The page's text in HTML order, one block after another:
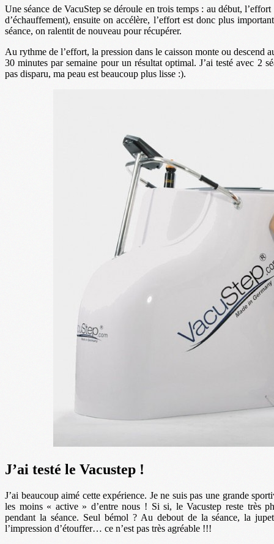
Une séance de VacuStep se déroule en trois temps : au début,
d’échauffement), ensuite on accélère, l’effort est donc plus
séance, on ralentit de nouveau pour récupérer.
Au rythme de l’effort, la pression dans le caisson monte ou descend
30 minutes par semaine pour un résultat optimal. J’ai testé avec 2
pas disparu, ma peau est beaucoup plus lisse :).
J’ai testé le Vacustep !
J’ai beaucoup aimé cette expérience. Je ne suis pas une grande
les moins « active » d’entre nous ! Si si, le Vacustep reste très
pendant la séance. Seul bémol ? Au debout de la séance, la
l’impression d’étouffer… ce n’est pas très agréable !!!